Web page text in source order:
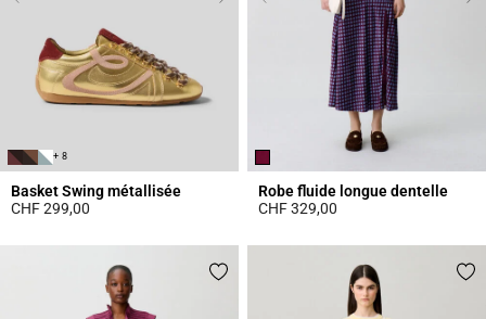
+ 8
Basket Swing métallisée
CHF 299,00
Robe fluide longue dentelle
CHF 329,00